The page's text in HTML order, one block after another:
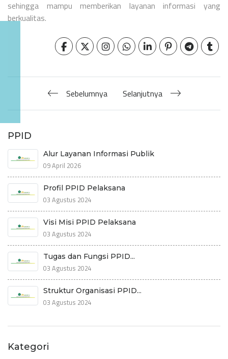
sehingga mampu memberikan layanan informasi yang
berkualitas.
Sebelumnya Selanjutnya
PPID
Alur Layanan Informasi Publik
09 April 2026
Profil PPID Pelaksana
03 Agustus 2024
Visi Misi PPID Pelaksana
03 Agustus 2024
Tugas dan Fungsi PPID...
03 Agustus 2024
Struktur Organisasi PPID...
03 Agustus 2024
Kategori